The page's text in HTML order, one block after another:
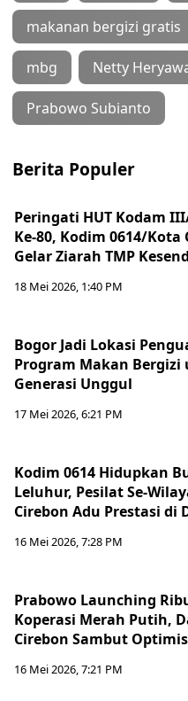
makanan bergizi gratis
mbg Netty
Prabowo Subianto
Berita Populer
Peringati HUT Kodam
Ke-80, Kodim 0614/Kota
Gelar Ziarah TMP
18 Mei 2026, 1:40 PM
Bogor Jadi Lokasi
Program Makan
Generasi Unggul
17 Mei 2026, 6:21 PM
Kodim 0614 Hidupkan
Leluhur, Pesilat Se-
Cirebon Adu Prestasi di
16 Mei 2026, 7:28 PM
Prabowo Launching
Koperasi Merah Putih,
Cirebon Sambut
16 Mei 2026, 7:21 PM